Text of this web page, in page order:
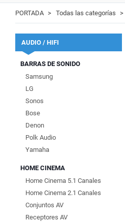
PORTADA Todas las categorías
AUDIO / HIFI
BARRAS DE SONIDO
Samsung
LG
Sonos
Bose
Denon
Polk Audio
Yamaha
HOME CINEMA
Home Cinema 5.1 Canales
Home Cinema 2.1 Canales
Conjuntos AV
Receptores AV